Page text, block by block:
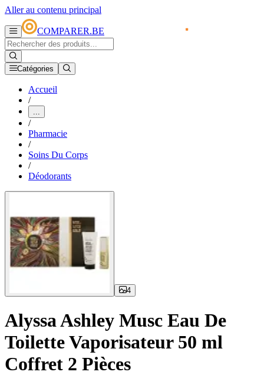
Aller au contenu principal
COMPARER.BE
Catégories
Accueil
/
...
/
Pharmacie
/
Soins Du Corps
/
Déodorants
4
Alyssa Ashley Musc Eau De
Toilette Vaporisateur 50 ml
Coffret 2 Pièces